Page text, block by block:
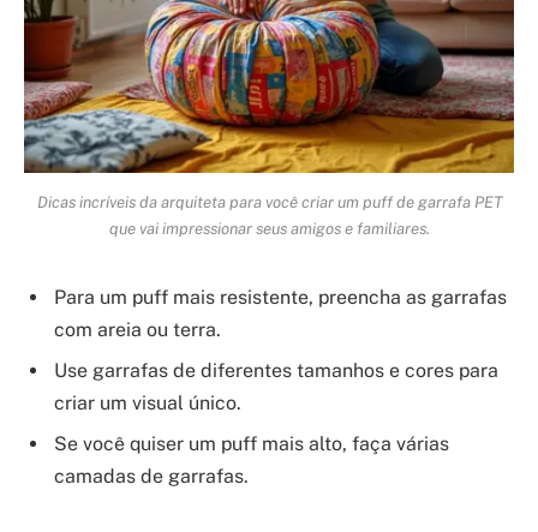
Dicas incríveis da arquiteta para você criar um puff de garrafa PET
que vai impressionar seus amigos e familiares.
Para um puff mais resistente, preencha as garrafas
com areia ou terra.
Use garrafas de diferentes tamanhos e cores para
criar um visual único.
Se você quiser um puff mais alto, faça várias
camadas de garrafas.